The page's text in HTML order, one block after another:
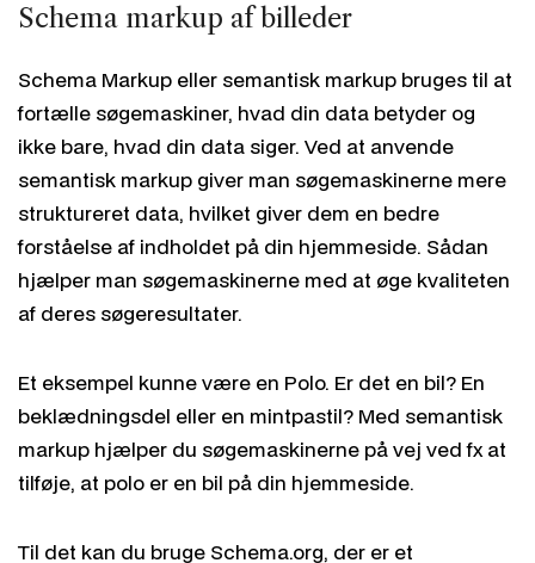
Schema markup af billeder
Schema Markup eller semantisk markup bruges til at
fortælle søgemaskiner, hvad din data betyder og
ikke bare, hvad din data siger. Ved at anvende
semantisk markup giver man søgemaskinerne mere
struktureret data, hvilket giver dem en bedre
forståelse af indholdet på din hjemmeside. Sådan
hjælper man søgemaskinerne med at øge kvaliteten
af deres søgeresultater.
Et eksempel kunne være en Polo. Er det en bil? En
beklædningsdel eller en mintpastil? Med semantisk
markup hjælper du søgemaskinerne på vej ved fx at
tilføje, at polo er en bil på din hjemmeside.
Til det kan du bruge Schema.org, der er et